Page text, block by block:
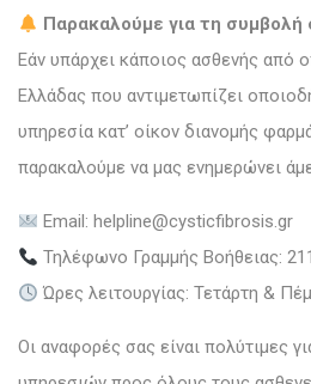
Παρακαλούμε για τη συμβολή
Εάν υπάρχει κάποιος ασθενής από
Ελλάδας που αντιμετωπίζει
υπηρεσία κατ’ οίκον διανομής
παρακαλούμε να μας ενημερώνει
Email: helpline@cysticfibrosis.gr
Τηλέφωνο Γραμμής Βοήθειας:
Ώρες λειτουργίας: Τετάρτη &
Οι αναφορές σας είναι πολύτιμες